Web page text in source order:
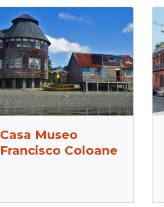
Casa Museo
Francisco Coloane